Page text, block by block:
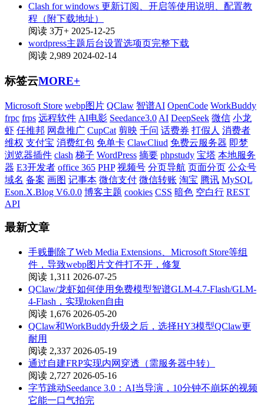
Clash for windows 更新订阅、开启等使用说明、配置教
程（附下载地址）
阅读 3万+ 2025-12-25
wordpress主题后台设置选项页完整下载
阅读 2,989 2024-02-14
标签云MORE+
Microsoft Store webp图片 QClaw 智谱AI OpenCode WorkBuddy
frpc frps 远程软件 AI电影 Seedance3.0 AI DeepSeek 微信 小龙
虾 任推邦 网盘推广 CupCat 剪映 千问 话费券 打假人 消费者
维权 支付宝 消费红包 免单卡 ClawCliud 免费云服务器 即梦
浏览器插件 clash 梯子 WordPress 摘要 phpstudy 宝塔 本地服务
器 E3开发者 office 365 PHP 视频号 分页导航 页面分页 公众号
域名 备案 画图 记事本 微信支付 微信转账 淘宝 腾讯 MySQL
Eson.X.Blog V6.0.0 博客主题 cookies CSS 暗色 空白行 REST
API
最新文章
手贱删除了Web Media Extensions、Microsoft Store等组
件，导致webp图片文件打不开，修复
阅读 1,311 2026-07-25
QClaw/龙虾如何使用免费模型智谱GLM-4.7-Flash/GLM-
4-Flash，实现token自由
阅读 1,676 2026-05-20
QClaw和WorkBuddy升级之后，选择HY3模型QClaw更
耐用
阅读 2,337 2026-05-19
通过自建FRP实现内网穿透（需服务器中转）
阅读 2,727 2026-05-16
字节跳动Seedance 3.0：AI当导演，10分钟不崩坏的视频
它能一口气拍完